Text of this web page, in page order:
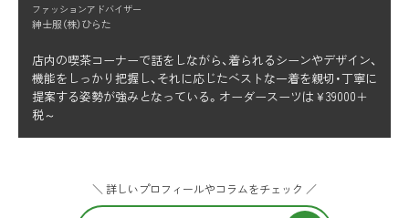
ファッションアドバイザー
紳士服（株）ひらた
店内の喫茶コーナーで話をしながら、着られるシーンやデザイン、
機能をしっかり把握し、それに応じたベストな一着を親切・丁寧に
提案する姿勢が強みとなっている。オーダースーツは￥39000＋
税～
＼ 詳しいプロフィールやコラムをチェック ／